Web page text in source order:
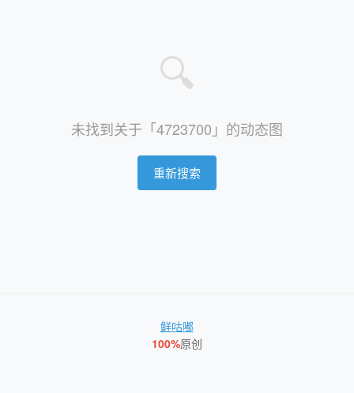
🔍
未找到关于「4723700」的动态图
重新搜索
鲜咕嘟
100%原创